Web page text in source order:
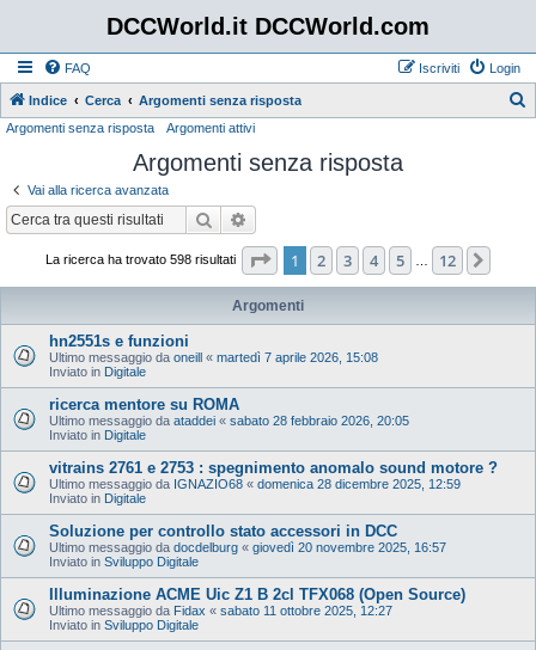
DCCWorld.it DCCWorld.com
FAQ Login
Iscriviti
Indice Cerca Argomenti senza risposta
Argomenti senza risposta Argomenti attivi
Argomenti senza risposta
Vai alla ricerca avanzata
Cerca
La ricerca ha trovato 598 risultati Pagina di 12
1 2 3 4 5 12
Argomenti
hn2551s e funzioni
Ultimo messaggio da oneill « martedì 7 aprile 2026, 15:08
Inviato in Digitale
ricerca mentore su ROMA
Ultimo messaggio da ataddei « sabato 28 febbraio 2026, 20:05
Inviato in Digitale
vitrains 2761 e 2753 : spegnimento anomalo sound motore ?
Ultimo messaggio da IGNAZIO68 « domenica 28 dicembre 2025, 12:59
Inviato in Digitale
Soluzione per controllo stato accessori in DCC
Ultimo messaggio da docdelburg « giovedì 20 novembre 2025, 16:57
Inviato in Sviluppo Digitale
Illuminazione ACME Uic Z1 B 2cl TFX068 (Open Source)
Ultimo messaggio da Fidax « sabato 11 ottobre 2025, 12:27
Inviato in Sviluppo Digitale